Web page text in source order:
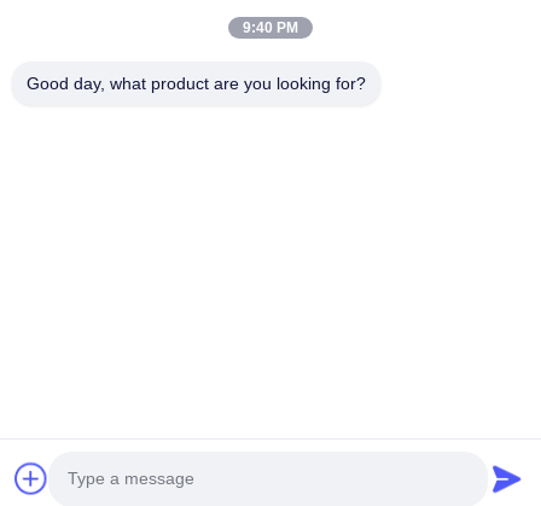
9:40 PM
Good day, what product are you looking for?